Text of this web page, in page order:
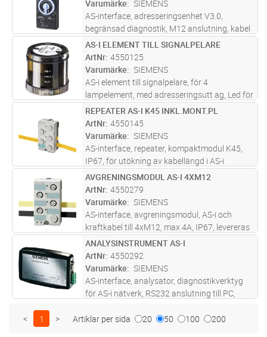
Varumärke
SIEMENS
AS-interface, adresseringsenhet V3.0,
begränsad diagnostik, M12 anslutning, kabel
med radioplugg
ST Lägg i kundvagn
AS-I ELEMENT TILL SIGNALPELARE
ArtNr 4550125
Varumärke
SIEMENS
AS-i element till signalpelare, för 4
lampelement, med adresseringsutt ag, Led för
AS-i statusvisning
ST Lägg i kundvagn
REPEATER AS-I K45 INKL.MONT.PL
ArtNr 4550145
Varumärke
SIEMENS
AS-interface, repeater, kompaktmodul K45,
IP67, för utökning av kabellängd i AS-i
nätverk, inkl. montageplatta
ST Lägg i kundvagn
AVGRENINGSMODUL AS-I 4XM12
ArtNr 4550279
Varumärke
SIEMENS
AS-interface, avgreningsmodul, AS-i och
kraftkabel till 4xM12, max 4A, IP67, levereras
med montageplatta för DIN-skena
ST Lägg i kundvagn
ANALYSINSTRUMENT AS-I
ArtNr 4550292
Varumärke
SIEMENS
AS-interface, analysator, diagnostikverktyg
för AS-i nätverk, RS232 anslutning till PC,
<
1 > Artiklar per sida 20 50 100 200